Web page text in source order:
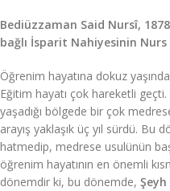
Bediüzzaman Said Nursî,
bağlı İsparit Nahiyesinin
Öğrenim hayatına dokuz
Eğitim hayatı çok hareketli
yaşadığı bölgede bir çok
arayış yaklaşık üç yıl sürdü. Bu
hatmedip, medrese usulünün
öğrenim hayatının en önemli
dönemdir ki, bu dönemde,